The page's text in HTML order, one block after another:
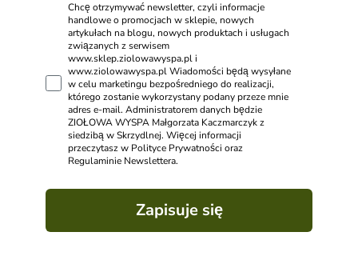
Chcę otrzymywać newsletter, czyli informacje
handlowe o promocjach w sklepie, nowych
artykułach na blogu, nowych produktach i usługach
związanych z serwisem
www.sklep.ziolowawyspa.pl i
www.ziolowawyspa.pl Wiadomości będą wysyłane
w celu marketingu bezpośredniego do realizacji,
którego zostanie wykorzystany podany przeze mnie
adres e-mail. Administratorem danych będzie
ZIOŁOWA WYSPA Małgorzata Kaczmarczyk z
siedzibą w Skrzydlnej. Więcej informacji
przeczytasz w Polityce Prywatności oraz
Regulaminie Newslettera.
Zapisuje się